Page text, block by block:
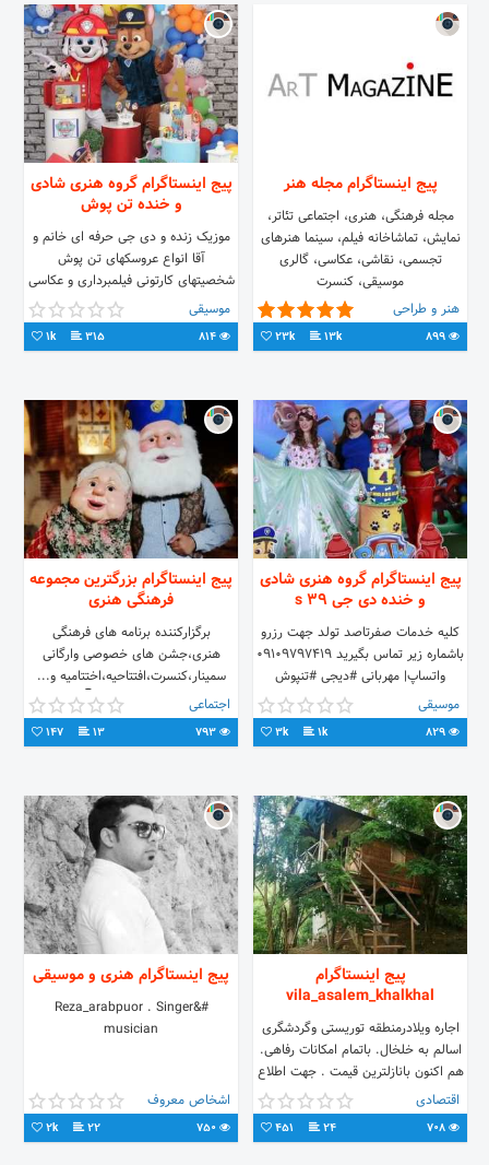
پیج اینستاگرام مجله هنر
مجله فرهنگی، هنری، اجتماعی تئاتر،
نمایش، تماشاخانه فیلم، سینما هنرهای
تجسمی، نقاشی، عکاسی، گالری
موسیقی، کنسرت
هنر و طراحی
13k
23k
پیج اینستاگرام گروه هنری شادی
و خنده تن پوش
موزیک زنده و دی جی حرفه ای خانم و
آقا انواع عروسکهای تن پوش
شخصیتهای کارتونی فیلمبرداری و عکاسی
حرفه ای گریم کودک بادکنک و تم آرایی
۰۹۱۹۲۹۸۹۶۳۴
موسیقی
315
1k
پیج اینستاگرام گروه هنری شادی
و خنده دی جی 39 s
کلیه خدمات صفرتاصد تولد جهت رزرو
باشماره زیر تماس بگیرید ۰۹۱۰۹۷۹۷۴۱۹
واتساپ| مهربانی #دیجی #تنپوش
#عروسکی #پرنسس #بادکنک_آرایی
#تولد #حباب #شعبده_بازی
موسیقی
1k
3k
پیج اینستاگرام بزرگترین مجموعه
فرهنگی هنری
برگزارکننده برنامه های فرهنگی
هنری،جشن های خصوصی وارگانی
سمینار،کنسرت،افتتاحیه،اختتامیه و...
باشما درسرتاسر ایران 👇 رزرو
برنامه=دایرکت
اجتماعی
13
147
پیج اینستاگرام
vila_asalem_khalkhal
اجاره ویلادرمنطقه توریستی وگردشگری
اسالم به خلخال. باتمام امکانات رفاهی.
هم اکنون بانازلترین قیمت . جهت اطلاع
ازقیمت ورزروویلا 09333151759شماره
تماس
اقتصادی
24
451
پیج اینستاگرام هنری و موسیقی
#Reza_arabpuor . Singer&
musician
اشخاص معروف
22
2k